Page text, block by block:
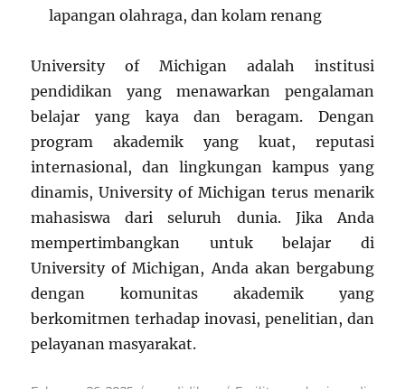
lapangan olahraga, dan kolam renang
University of Michigan adalah institusi
pendidikan yang menawarkan pengalaman
belajar yang kaya dan beragam. Dengan
program akademik yang kuat, reputasi
internasional, dan lingkungan kampus yang
dinamis, University of Michigan terus menarik
mahasiswa dari seluruh dunia. Jika Anda
mempertimbangkan untuk belajar di
University of Michigan, Anda akan bergabung
dengan komunitas akademik yang
berkomitmen terhadap inovasi, penelitian, dan
pelayanan masyarakat.